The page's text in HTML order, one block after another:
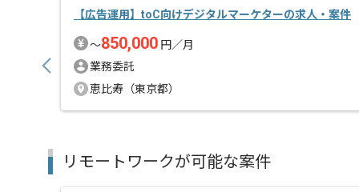
【広告運用】toC向けデジタルマーケターの求人・案件
〜850,000 円／月
業務委託
恵比寿（東京都）
リモートワークが可能な案件